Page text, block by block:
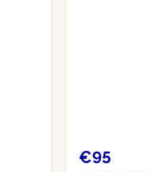
€95